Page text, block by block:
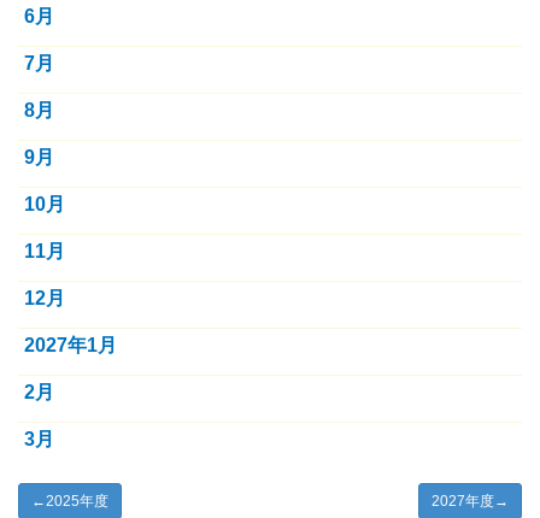
6月
7月
8月
9月
10月
11月
12月
2027年1月
2月
3月
←2025年度 2027年度→